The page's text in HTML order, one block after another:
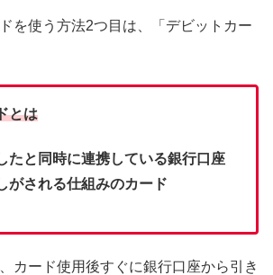
を使う方法2つ目は、「デビットカー
とは
たと同時に連携している銀行口座
がされる仕組みのカード
カード使用後すぐに銀行口座から引き